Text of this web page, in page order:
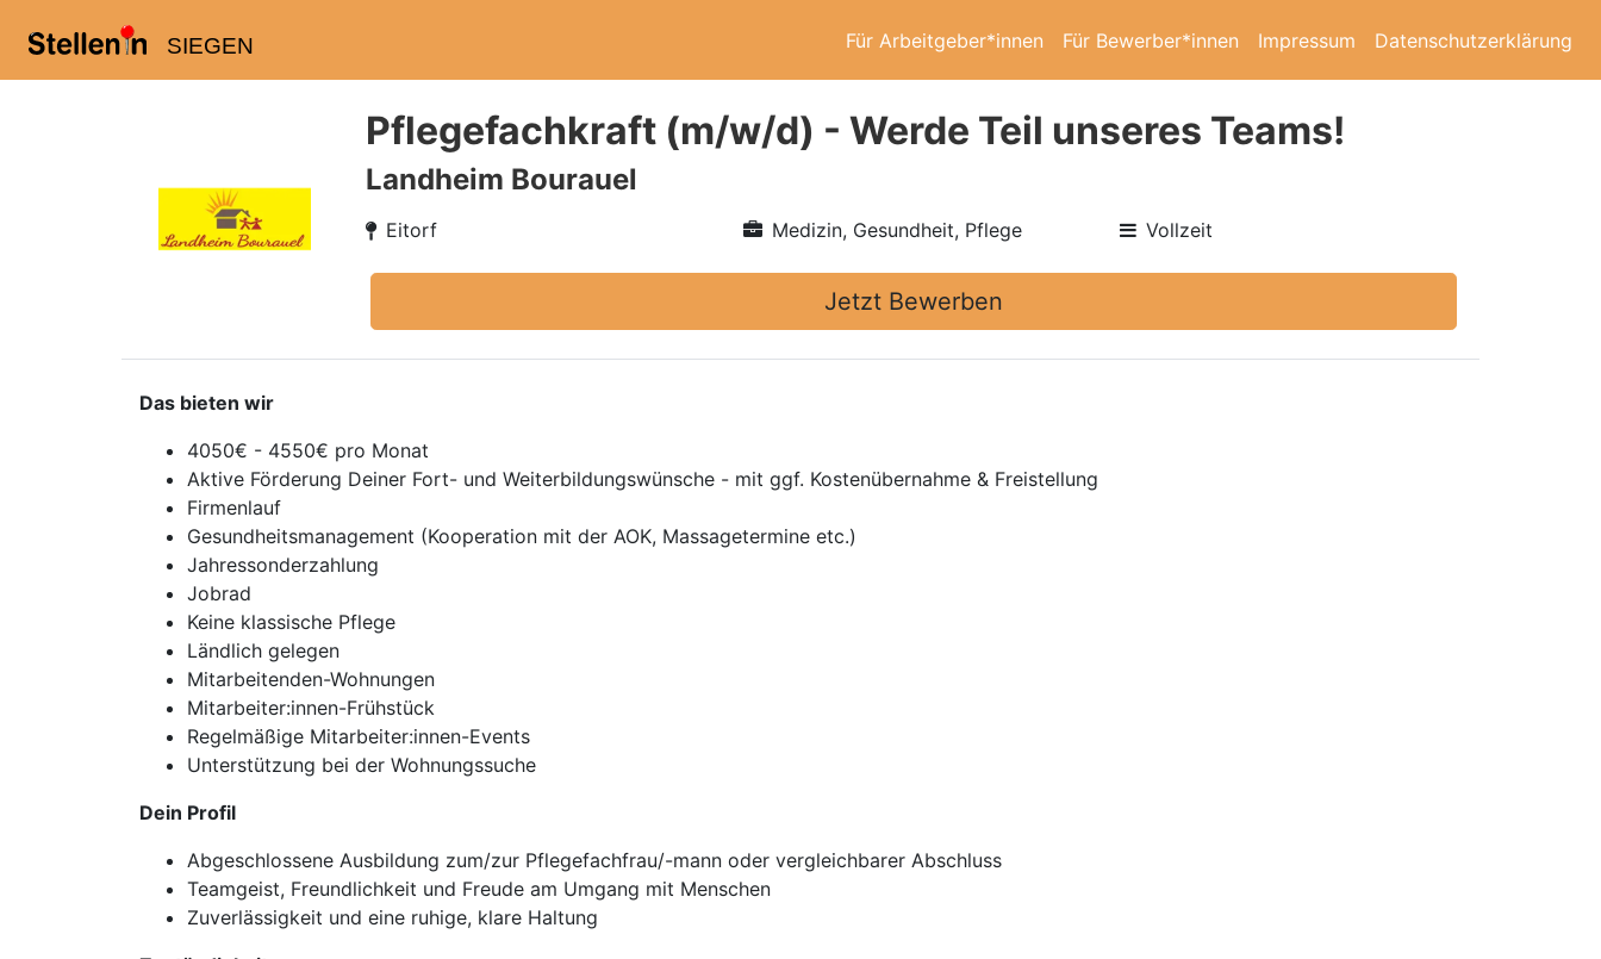
SIEGEN Für Arbeitgeber*innen Für Bewerber*innen Impressum Datenschutzerklärung
Pflegefachkraft (m/w/d) - Werde Teil unseres Teams!
Landheim Bourauel
Eitorf Medizin, Gesundheit, Pflege Vollzeit
Jetzt Bewerben
Das bieten wir
4050€ - 4550€ pro Monat
Aktive Förderung Deiner Fort- und Weiterbildungswünsche - mit ggf. Kostenübernahme & Freistellung
Firmenlauf
Gesundheitsmanagement (Kooperation mit der AOK, Massagetermine etc.)
Jahressonderzahlung
Jobrad
Keine klassische Pflege
Ländlich gelegen
Mitarbeitenden-Wohnungen
Mitarbeiter:innen-Frühstück
Regelmäßige Mitarbeiter:innen-Events
Unterstützung bei der Wohnungssuche
Dein Profil
Abgeschlossene Ausbildung zum/zur Pflegefachfrau/-mann oder vergleichbarer Abschluss
Teamgeist, Freundlichkeit und Freude am Umgang mit Menschen
Zuverlässigkeit und eine ruhige, klare Haltung